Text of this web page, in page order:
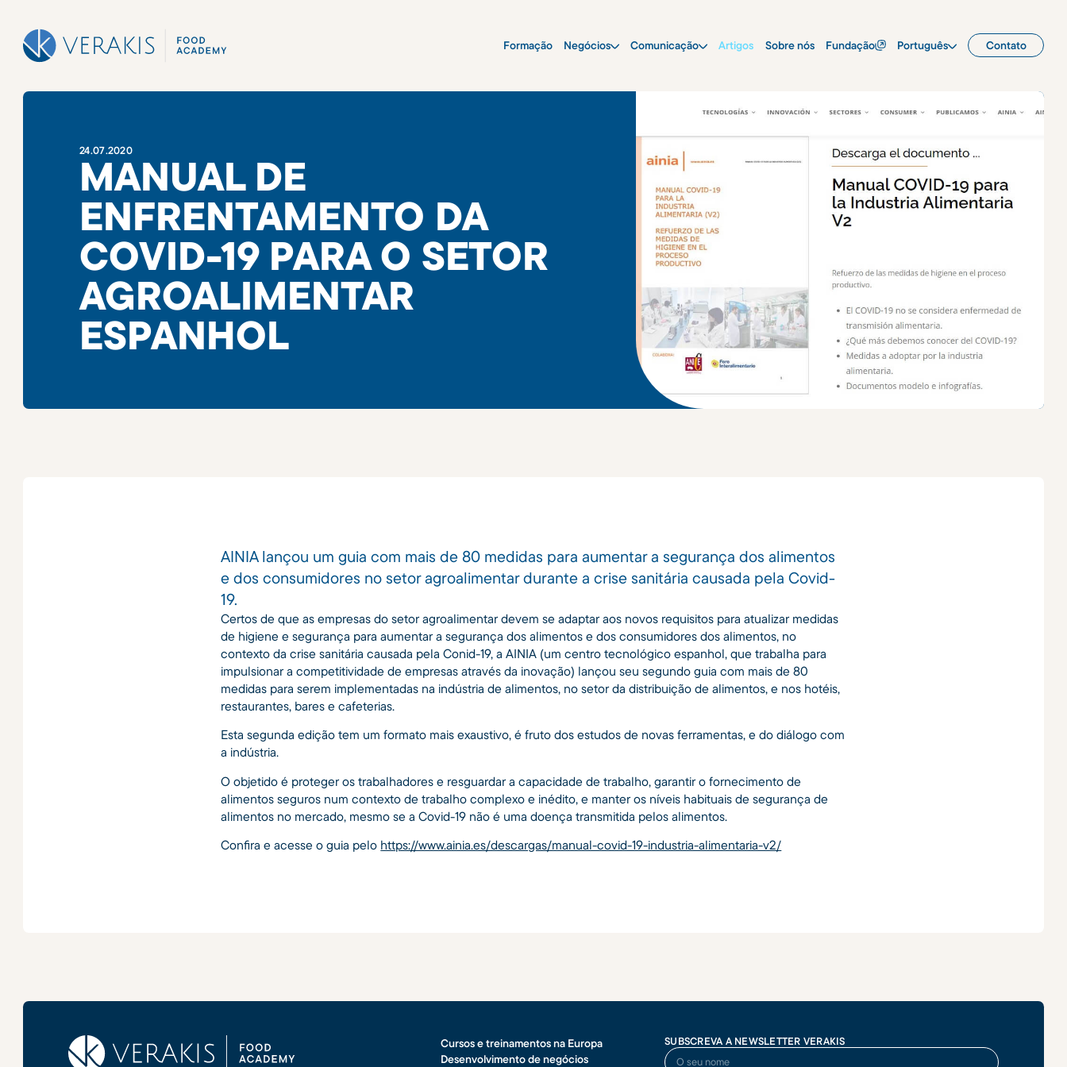
Formação Negócios Comunicação Artigos Sobre nós Fundação Português Contato
24.07.2020
MANUAL DE
ENFRENTAMENTO DA
COVID-19 PARA O SETOR
AGROALIMENTAR
ESPANHOL
AINIA lançou um guia com mais de 80 medidas para aumentar a segurança dos alimentos
e dos consumidores no setor agroalimentar durante a crise sanitária causada pela Covid-
19.
Certos de que as empresas do setor agroalimentar devem se adaptar aos novos requisitos para atualizar medidas
de higiene e segurança para aumentar a segurança dos alimentos e dos consumidores dos alimentos, no
contexto da crise sanitária causada pela Conid-19, a AINIA (um centro tecnológico espanhol, que trabalha para
impulsionar a competitividade de empresas através da inovação) lançou seu segundo guia com mais de 80
medidas para serem implementadas na indústria de alimentos, no setor da distribuição de alimentos, e nos hotéis,
restaurantes, bares e cafeterias.
Esta segunda edição tem um formato mais exaustivo, é fruto dos estudos de novas ferramentas, e do diálogo com
a indústria.
O objetido é proteger os trabalhadores e resguardar a capacidade de trabalho, garantir o fornecimento de
alimentos seguros num contexto de trabalho complexo e inédito, e manter os níveis habituais de segurança de
alimentos no mercado, mesmo se a Covid-19 não é uma doença transmitida pelos alimentos.
Confira e acesse o guia pelo https://www.ainia.es/descargas/manual-covid-19-industria-alimentaria-v2/
Cursos e treinamentos na Europa
Desenvolvimento de negócios
SUBSCREVA A NEWSLETTER VERAKIS
O seu nome